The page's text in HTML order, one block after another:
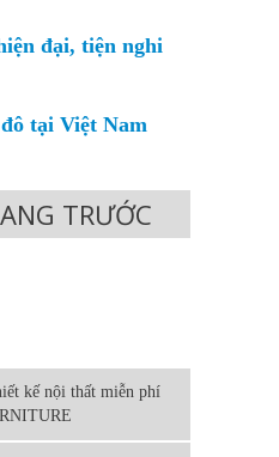
đại, tiện nghi
tại Việt Nam
TRƯỚC
kế nội thất miễn phí